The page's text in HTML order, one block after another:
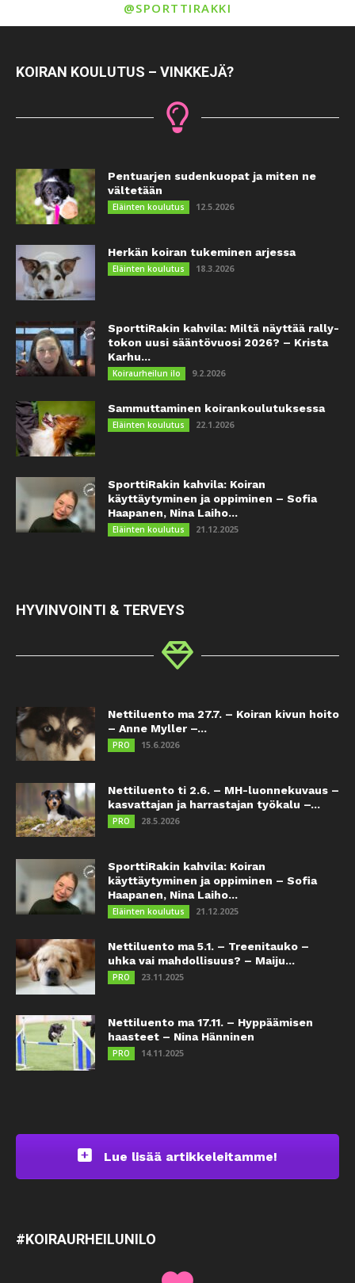
@SPORTTIRAKKI
KOIRAN KOULUTUS – VINKKEJÄ?
Pentuarjen sudenkuopat ja miten ne
vältetään
Eläinten koulutus 12.5.2026
Herkän koiran tukeminen arjessa
Eläinten koulutus 18.3.2026
SporttiRakin kahvila: Miltä näyttää rally-
tokon uusi sääntövuosi 2026? – Krista
Karhu...
Koiraurheilun ilo 9.2.2026
Sammuttaminen koirankoulutuksessa
Eläinten koulutus 22.1.2026
SporttiRakin kahvila: Koiran
käyttäytyminen ja oppiminen – Sofia
Haapanen, Nina Laiho...
Eläinten koulutus 21.12.2025
HYVINVOINTI & TERVEYS
Nettiluento ma 27.7. – Koiran kivun hoito
– Anne Myller –...
PRO 15.6.2026
Nettiluento ti 2.6. – MH-luonnekuvaus –
kasvattajan ja harrastajan työkalu –...
PRO 28.5.2026
SporttiRakin kahvila: Koiran
käyttäytyminen ja oppiminen – Sofia
Haapanen, Nina Laiho...
Eläinten koulutus 21.12.2025
Nettiluento ma 5.1. – Treenitauko –
uhka vai mahdollisuus? – Maiju...
PRO 23.11.2025
Nettiluento ma 17.11. – Hyppäämisen
haasteet – Nina Hänninen
PRO 14.11.2025
Lue lisää artikkeleitamme!
#KOIRAURHEILUNILO